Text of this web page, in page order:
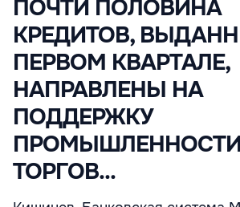
ПОЧТИ ПОЛОВИНА
КРЕДИТОВ,
ПЕРВОМ КВАРТАЛЕ,
НАПРАВЛЕНЫ НА
ПОДДЕРЖКУ
ТОРГОВ...